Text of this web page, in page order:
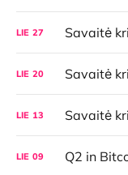
LIE 27
LIE 20
LIE 13
LIE 09